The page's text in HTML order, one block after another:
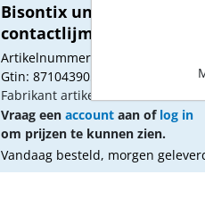
Bisontix universele
contactlijm 250ml
Artikelnummer: 1500082
Gtin: 8710439052502
Fabrikant artikel nummer: 1305250
Vraag een accountaan of log in
om prijzen te kunnen zien.
Vandaag besteld, morgen